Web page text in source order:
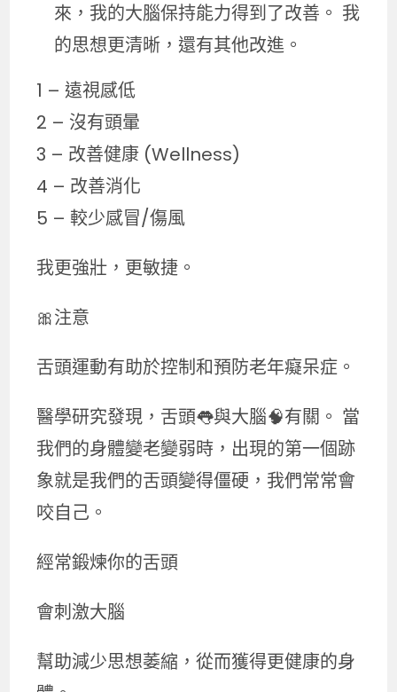
來，我的大腦保持能力得到了改善。 我
的思想更清晰，還有其他改進。
1 – 遠視感低
2 – 沒有頭暈
3 – 改善健康 (Wellness)
4 – 改善消化
5 – 較少感冒/傷風
我更強壯，更敏捷。
🎀注意
舌頭運動有助於控制和預防老年癡呆症。
醫學研究發現，舌頭👅與大腦🧠有關。 當
我們的身體變老變弱時，出現的第一個跡
象就是我們的舌頭變得僵硬，我們常常會
咬自己。
經常鍛煉你的舌頭
會刺激大腦
幫助減少思想萎縮，從而獲得更健康的身